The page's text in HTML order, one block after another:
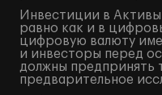
Инвестиции в
равно как и в
цифровую валюту
и инвесторы перед
должны предпринять
предварительное